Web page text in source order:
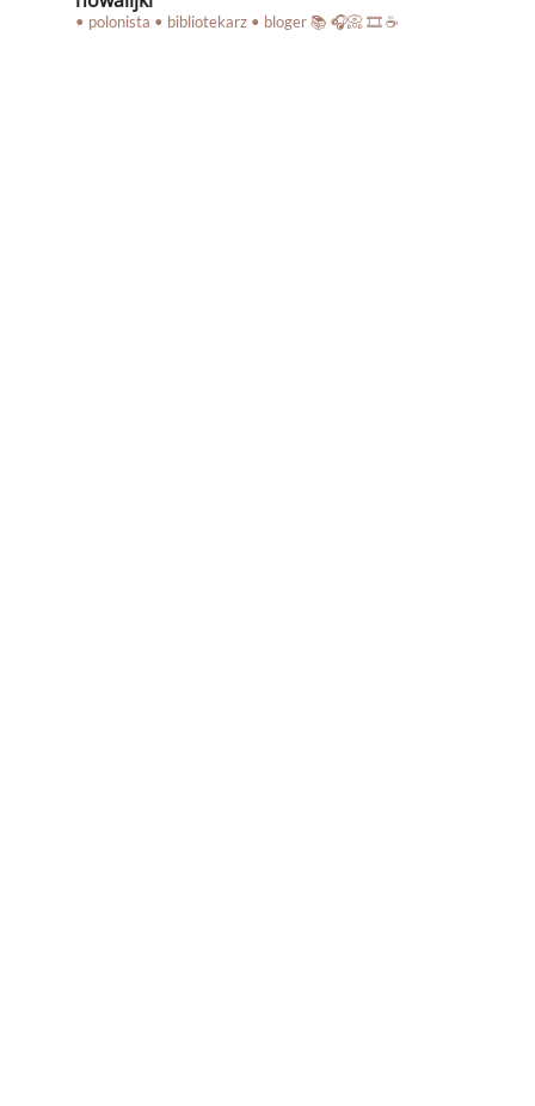
• polonista • bibliotekarz • bloger📚 🎧📀 🎞️ ☕️